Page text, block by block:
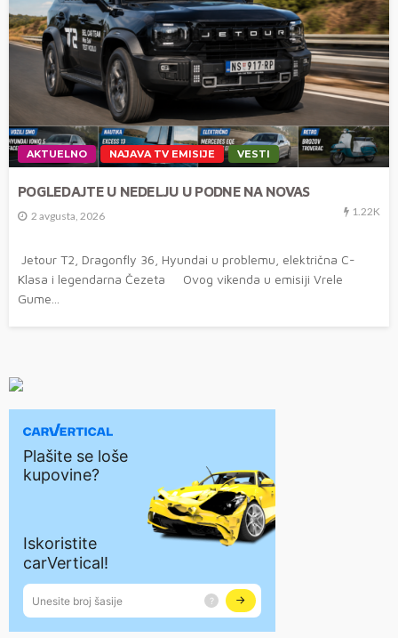
AKTUELNO NAJAVA TV EMISIJE VESTI
POGLEDAJTE U NEDELJU U PODNE NA NOVAS
2 avgusta, 2026 1.22K
Jetour T2, Dragonfly 36, Hyundai u problemu, električna C-
Klasa i legendarna Čezeta Ovog vikenda u emisiji Vrele
Gume...